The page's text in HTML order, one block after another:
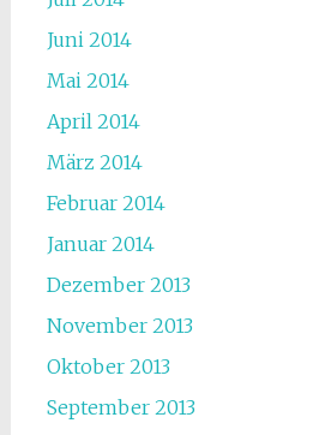
Juni 2014
Mai 2014
April 2014
März 2014
Februar 2014
Januar 2014
Dezember 2013
November 2013
Oktober 2013
September 2013